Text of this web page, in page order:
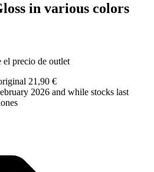
in various colors
el precio de outlet
21,90 €
2026 and while stocks last